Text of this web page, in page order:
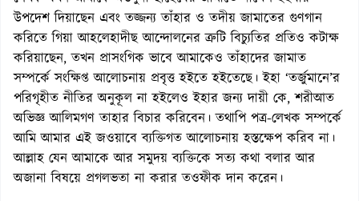
উপদেশ দিয়াছেন এবং তজ্জন্য তাঁহার ও তদীয় জামাতের গুণগান
করিতে গিয়া আহলেহাদীছ আন্দোলনের ত্রুটি বিচ্যুতির প্রতিও কটাক্ষ
করিয়াছেন, তখন প্রাসংগিক ভাবে আমাকেও তাঁহাদের জামাত
সম্পর্কে সংক্ষিপ্ত আলোচনায় প্রবৃত্ত হইতে হইতেছে। ইহা ‘তর্জুমানে’র
পরিগৃহীত নীতির অনুকূল না হইলেও ইহার জন্য দায়ী কে, শরীআত
অভিজ্ঞ আলিমগণ তাহার বিচার করিবেন। তথাপি পত্র-লেখক সম্পর্কে
আমি আমার এই জওয়াবে ব্যক্তিগত আলোচনায় হস্তক্ষেপ করিব না।
আল্লাহ যেন আমাকে আর সমুদয় ব্যক্তিকে সত্য কথা বলার আর
অজানা বিষয়ে প্রগলভতা না করার তওফীক দান করেন।